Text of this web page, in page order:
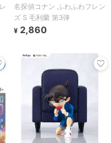
プ ラフラフ
名探偵コナン ふわふわフレン
ズ S 毛利蘭 第3弾
¥ 2,860